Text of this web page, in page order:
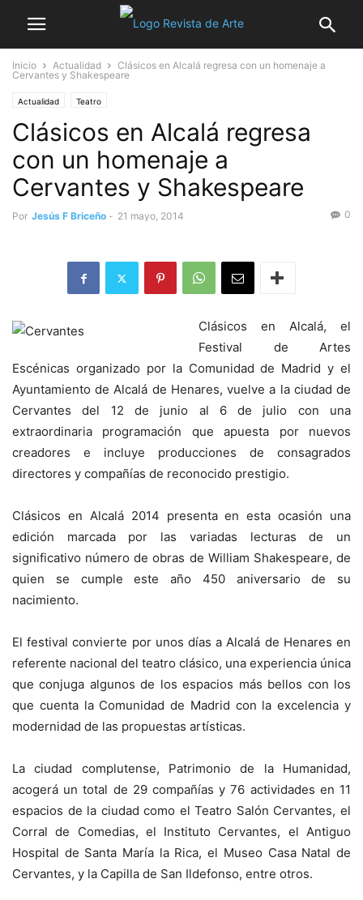
Inicio Actualidad
Clásicos en Alcalá regresa con un homenaje a
Cervantes y Shakespeare
Actualidad Teatro
Clásicos en Alcalá regresa
con un homenaje a
Cervantes y Shakespeare
Por Jesús F Briceño - 21 mayo, 2014 0
Clásicos en Alcalá, el
Festival de Artes
Escénicas organizado por la Comunidad de Madrid y el
Ayuntamiento de Alcalá de Henares, vuelve a la ciudad de
Cervantes del 12 de junio al 6 de julio con una
extraordinaria programación que apuesta por nuevos
creadores e incluye producciones de consagrados
directores y compañías de reconocido prestigio.
Clásicos en Alcalá 2014 presenta en esta ocasión una
edición marcada por las variadas lecturas de un
significativo número de obras de William Shakespeare, de
quien se cumple este año 450 aniversario de su
nacimiento.
El festival convierte por unos días a Alcalá de Henares en
referente nacional del teatro clásico, una experiencia única
que conjuga algunos de los espacios más bellos con los
que cuenta la Comunidad de Madrid con la excelencia y
modernidad de las propuestas artísticas.
La ciudad complutense, Patrimonio de la Humanidad,
acogerá un total de 29 compañías y 76 actividades en 11
espacios de la ciudad como el Teatro Salón Cervantes, el
Corral de Comedias, el Instituto Cervantes, el Antiguo
Hospital de Santa María la Rica, el Museo Casa Natal de
Cervantes, y la Capilla de San Ildefonso, entre otros.